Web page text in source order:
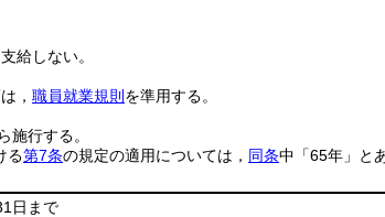
給しない。
， 職員就業規則 を準用する。
施行する。
る第7条の規定の適用については， 同条中「65年」と
日まで